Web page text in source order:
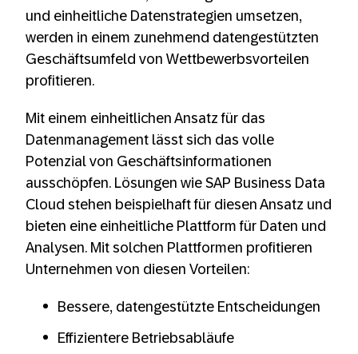
und einheitliche Datenstrategien umsetzen,
werden in einem zunehmend datengestützten
Geschäftsumfeld von Wettbewerbsvorteilen
profitieren.
Mit einem einheitlichen Ansatz für das
Datenmanagement lässt sich das volle
Potenzial von Geschäftsinformationen
ausschöpfen. Lösungen wie SAP Business Data
Cloud stehen beispielhaft für diesen Ansatz und
bieten eine einheitliche Plattform für Daten und
Analysen. Mit solchen Plattformen profitieren
Unternehmen von diesen Vorteilen:
Bessere, datengestützte Entscheidungen
Effizientere Betriebsabläufe